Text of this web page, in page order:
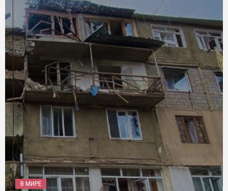
В МИРЕ